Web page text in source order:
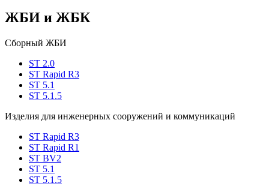
ЖБИ и ЖБК
Сборный ЖБИ
ST 2.0
ST Rapid R3
ST 5.1
ST 5.1.5
Изделия для инженерных сооружений и коммуникаций
ST Rapid R3
ST Rapid R1
ST BV2
ST 5.1
ST 5.1.5